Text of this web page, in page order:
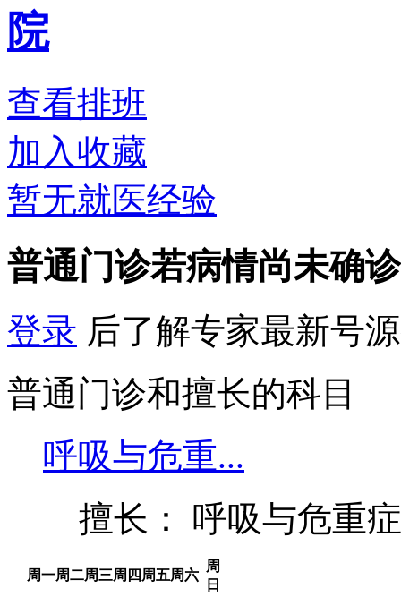
院
查看排班
加入收藏
暂无就医经验
普通门诊若病情尚未确
登录 后了解专家最新号
普通门诊和擅长的科目
呼吸与危重...
擅长： 呼吸与危重
周一周二周三周四 周五周六
周
日